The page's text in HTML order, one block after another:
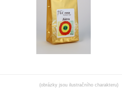
(obrázky jsou ilustračního charakteru)